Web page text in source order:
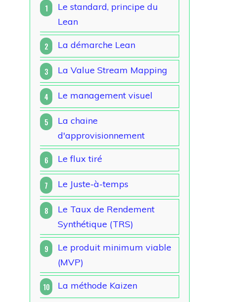
1
Le standard, principe du
Lean
2 La démarche Lean
3 La Value Stream Mapping
4 Le management visuel
5
La chaine
d'approvisionnement
6 Le flux tiré
7 Le Juste-à-temps
8
Le Taux de Rendement
Synthétique (TRS)
9
Le produit minimum viable
(MVP)
10 La méthode Kaizen